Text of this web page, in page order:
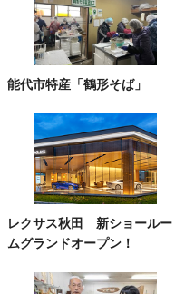
能代市特産「鶴形そば」
レクサス秋田 新ショールー
ムグランドオープン！